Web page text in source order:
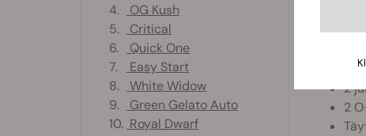
3
2
2
4.
OG Kush
5.
Critical
6.
Quick One
7.
Easy Start
8.
White Widow
9.
Green Gelato Auto
10. Royal Dwarf